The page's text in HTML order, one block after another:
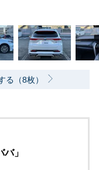
る（8枚）
」